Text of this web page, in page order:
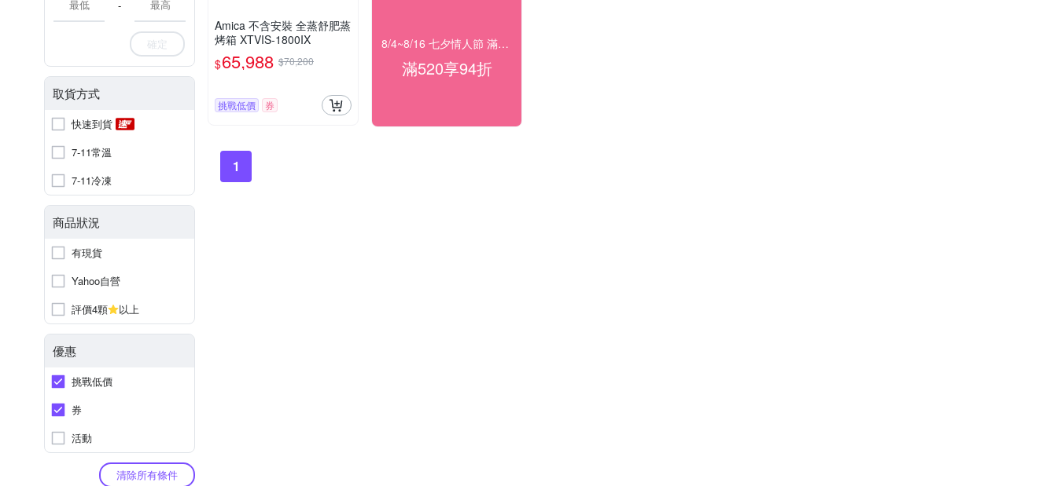
-
確定
取貨方式
快速到貨
7-11常溫
7-11冷凍
商品狀況
有現貨
Yahoo自營
評價4顆
以上
優惠
挑戰低價
券
活動
清除所有條件
Amica 不含安裝 全蒸舒肥蒸
烤箱 XTVIS-1800IX
$65,988 $70,200
挑戰低價 券
8/4~8/16 七夕情人節 滿額94折
滿520享94折
1